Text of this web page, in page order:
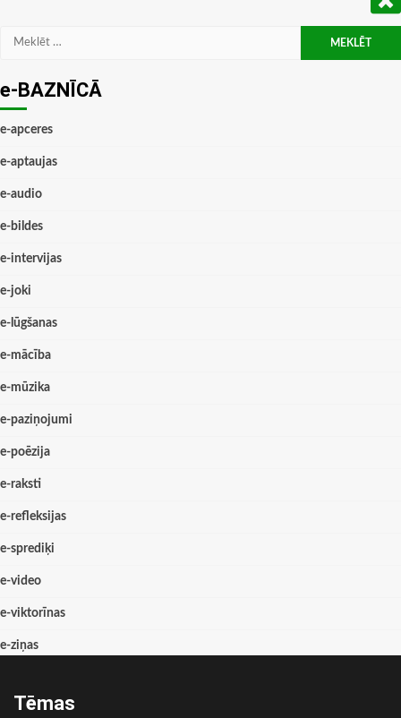
Meklēt:
e-BAZNĪCĀ
e-apceres
e-aptaujas
e-audio
e-bildes
e-intervijas
e-joki
e-lūgšanas
e-mācība
e-mūzika
e-paziņojumi
e-poēzija
e-raksti
e-refleksijas
e-sprediķi
e-video
e-viktorīnas
e-ziņas
Tēmas